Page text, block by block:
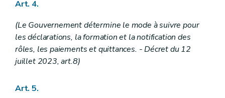
Art. 37
Art. 38
Art. 39
Art. 40
Art. 41
Art. 4.
(Le Gouvernement détermine le mode à suivre pour
les déclarations, la formation et la notification des
rôles, les paiements et quittances. - Décret du 12
juillet 2023, art.8)
Art. 5.